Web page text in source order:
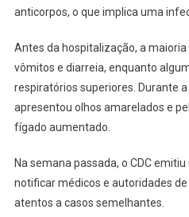
anticorpos, o que implica uma
Antes da hospitalização, a
vômitos e diarreia, enquanto
respiratórios superiores. Durante
apresentou olhos amarelados e
fígado aumentado.
Na semana passada, o CDC
notificar médicos e autoridades
atentos a casos semelhantes.